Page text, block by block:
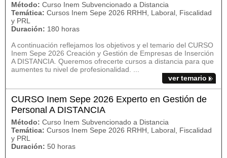
Método: Curso Inem Subvencionado a Distancia
Temática: Cursos Inem Sepe 2026 RRHH, Laboral, Fiscalidad
y PRL
Duración: 180 horas
A continuación reflejamos los objetivos y el temario del CURSO
Inem Sepe 2026 Creación y Gestión de Empresas de Inserción
A DISTANCIA. Queremos ofrecerte cursos a distancia para que
aumentes tu nivel de profesionalidad. ...
ver temario
CURSO Inem Sepe 2026 Experto en Gestión de
Personal A DISTANCIA
Método: Curso Inem Subvencionado a Distancia
Temática: Cursos Inem Sepe 2026 RRHH, Laboral, Fiscalidad
y PRL
Duración: 50 horas